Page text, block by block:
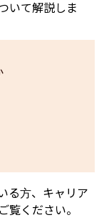
いて解説しま
る方、キャリア
ください。